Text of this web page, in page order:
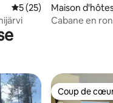
: 4,96 sur 5
Évaluation moyenne sur
5 (25)
Maison
Cabane en
appréciés Coup de
Coup de